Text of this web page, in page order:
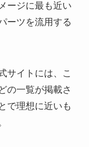
ージに最も近い
ーツを流用する
サイトには、こ
の一覧が掲載さ
で理想に近いも